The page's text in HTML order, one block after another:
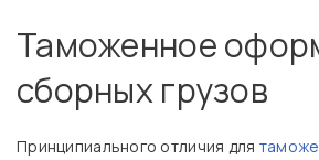
Таможенное
сборных грузов
Принципиального отличия для